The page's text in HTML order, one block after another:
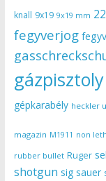
knall 9x19 9x19 mm
fegyverjog
gázpisztoly
gépkarabély heckler
magazin M1911 non
rubber bullet Ruger
shotgun sig sauer